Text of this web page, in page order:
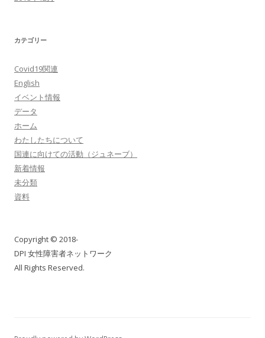
カテゴリー
Covid19関連
English
イベント情報
データ
ホーム
わたしたちについて
国連に向けての活動（ジュネーブ）
新着情報
未分類
資料
Copyright © 2018-
DPI 女性障害者ネットワーク
All Rights Reserved.